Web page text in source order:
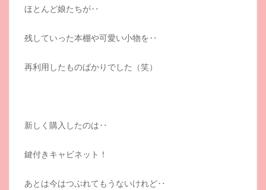
ほとんど娘たちが‥
残していった本棚や可愛い小物を‥
再利用したものばかりでした（笑）
新しく購入したのは‥
鍵付きキャビネット！
あとは今はつぶれてもうないけれど‥